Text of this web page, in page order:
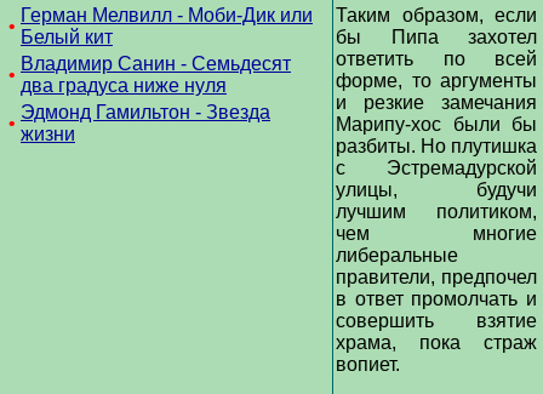
•
Герман Мелвилл - Моби-Дик или
Белый кит
•
Владимир Санин - Семьдесят
два градуса ниже нуля
•
Эдмонд Гамильтон - Звезда
жизни
Таким образом, если
бы Пипа захотел
ответить по всей
форме, то аргументы
и резкие замечания
Марипу-хос были бы
разбиты. Но плутишка
с Эстремадурской
улицы, будучи
лучшим политиком,
чем многие
либеральные
правители, предпочел
в ответ промолчать и
совершить взятие
храма, пока страж
вопиет.